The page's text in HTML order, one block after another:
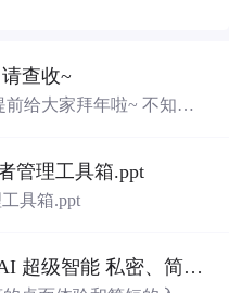
查收~
给大家拜年啦~ 不知不
编带大家回顾下摩斯
管理工具箱.ppt
具箱.ppt
OpenHuman 是你的个人 AI 超级智能 私密、简洁、极其强大